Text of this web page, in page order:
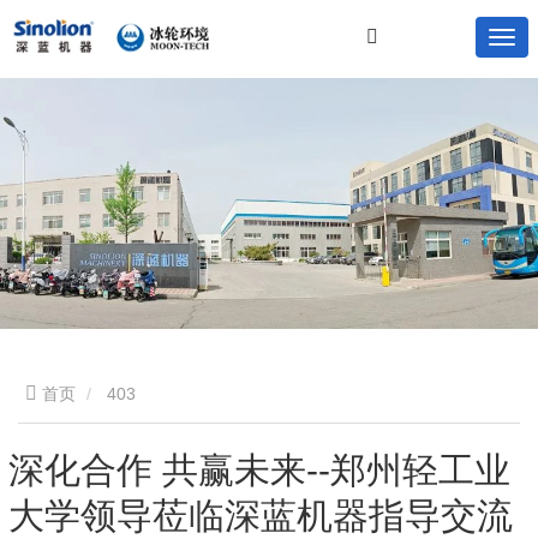
首页 403
深化合作 共赢未来--郑州轻工业
大学领导莅临深蓝机器指导交流